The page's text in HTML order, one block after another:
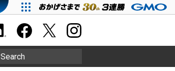
Search